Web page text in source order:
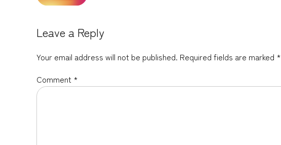
Leave a Reply
Your email address will not be published. Required fields are marked *
Comment *